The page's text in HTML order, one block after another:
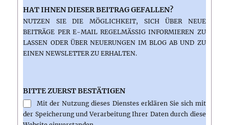
HAT IHNEN DIESER BEITRAG GEFALLEN?
NUTZEN SIE DIE MÖGLICHKEIT, SICH ÜBER NEUE
BEITRÄGE PER E-MAIL REGELMÄSSIG INFORMIEREN ZU L
ASSEN ODER ÜBER NEUERUNGEN IM BLOG AB UND ZU E
INEN NEWSLETTER ZU ERHALTEN.
BITTE ZUERST BESTÄTIGEN
Mit der Nutzung dieses Dienstes erklären Sie sich mit
der Speicherung und Verarbeitung Ihrer Daten durch diese